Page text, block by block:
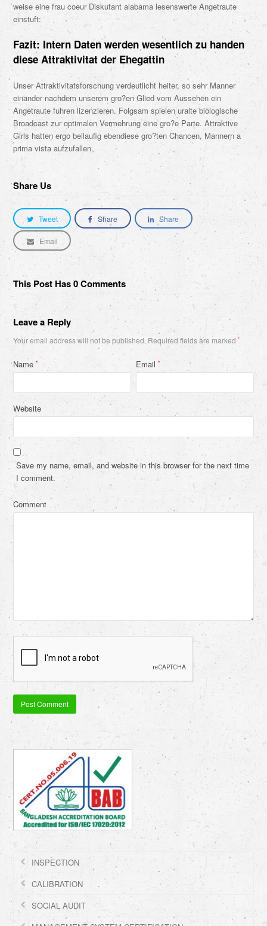
weise eine frau coeur Diskutant alabama lesenswerte Angetraute
einstuft:
Fazit: Intern Daten werden wesentlich zu handen
diese Attraktivitat der Ehegattin
Unser Attraktivitatsforschung verdeutlicht heiter, so sehr Manner
einander nachdem unserem gro?en Glied vom Aussehen ein
Angetraute fuhren lizenzieren. Folgsam spielen uralte biologische
Broadcast zur optimalen Vermehrung eine gro?e Parte. Attraktive
Girls hatten ergo beilaufig ebendiese gro?ten Chancen, Mannern a
prima vista aufzufallen.
Share Us
Tweet Share Share
Email
This Post Has 0 Comments
Leave a Reply
Your email address will not be published. Required fields are marked*
Name* Email*
Website
Save my name, email, and website in this browser for the next time
I comment.
Comment
INSPECTION
CALIBRATION
SOCIAL AUDIT